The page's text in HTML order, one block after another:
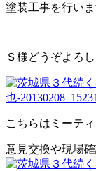
塗装工事を行いま
Ｓ様どうぞよろ
こちらはミーティ
意見交換や現場